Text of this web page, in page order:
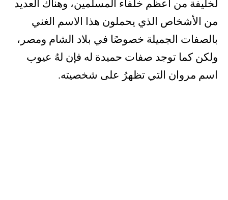
لخليفة من أعظم خلفاء المسلمين، وهناك العديد
من الأشخاص الذي يحملون هذا الاسم الغني
بالصفات الجميلة خصوصًا في بلاد الشام ومصر،
ولكن كما توجد صفات حميدة له فإن لهُ عيوب
اسم مروان التي تظهرُ على شخصيته.